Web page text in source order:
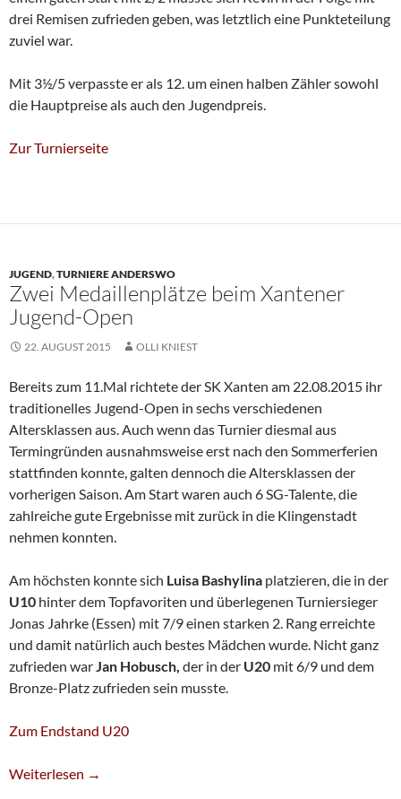
drei Remisen zufrieden geben, was letztlich eine Punkteteilung
zuviel war.
Mit 3½/5 verpasste er als 12. um einen halben Zähler sowohl
die Hauptpreise als auch den Jugendpreis.
Zur Turnierseite
JUGEND,TURNIERE ANDERSWO
Zwei Medaillenplätze beim Xantener
Jugend-Open
22. AUGUST 2015 OLLI KNIEST
Bereits zum 11.Mal richtete der SK Xanten am 22.08.2015 ihr
traditionelles Jugend-Open in sechs verschiedenen
Altersklassen aus. Auch wenn das Turnier diesmal aus
Termingründen ausnahmsweise erst nach den Sommerferien
stattfinden konnte, galten dennoch die Altersklassen der
vorherigen Saison. Am Start waren auch 6 SG-Talente, die
zahlreiche gute Ergebnisse mit zurück in die Klingenstadt
nehmen konnten.
Am höchsten konnte sich Luisa Bashylina platzieren, die in der
U10 hinter dem Topfavoriten und überlegenen Turniersieger
Jonas Jahrke (Essen) mit 7/9 einen starken 2. Rang erreichte
und damit natürlich auch bestes Mädchen wurde. Nicht ganz
zufrieden warJan Hobusch, der in der U20 mit 6/9 und dem
Bronze-Platz zufrieden sein musste.
Zum Endstand U20
Zwei Medaillenplätze Beim Xantener Jugend-Open
Weiterlesen →